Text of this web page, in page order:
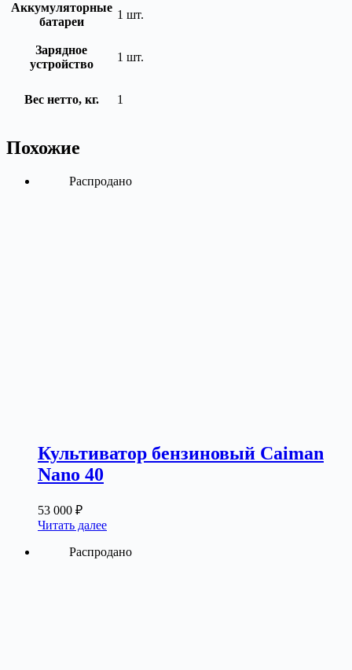
Аккумуляторные
батареи
1 шт.
Зарядное
устройство
1 шт.
Вес нетто, кг. 1
Похожие
Распродано
Культиватор бензиновый Caiman
Nano 40
53 000 ₽
Читать далее
Распродано